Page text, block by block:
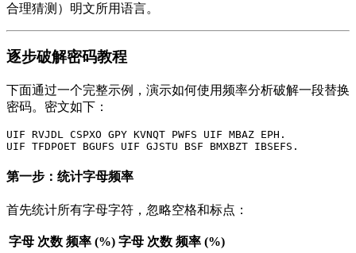
合理猜测）明文所用语言。
逐步破解密码教程
下面通过一个完整示例，演示如何使用频率分析破解一段替换
密码。密文如下：
UIF RVJDL CSPXO GPY KVNQT PWFS UIF MBAZ EPH.
第一步：统计字母频率
首先统计所有字母字符，忽略空格和标点：
字母 次数 频率 (%) 字母 次数 频率 (%)